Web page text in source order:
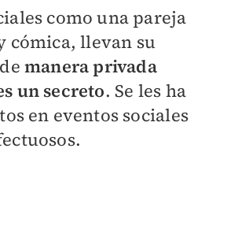
como una pareja
cómica, llevan su
manera privada
un secreto. Se les ha
en eventos sociales